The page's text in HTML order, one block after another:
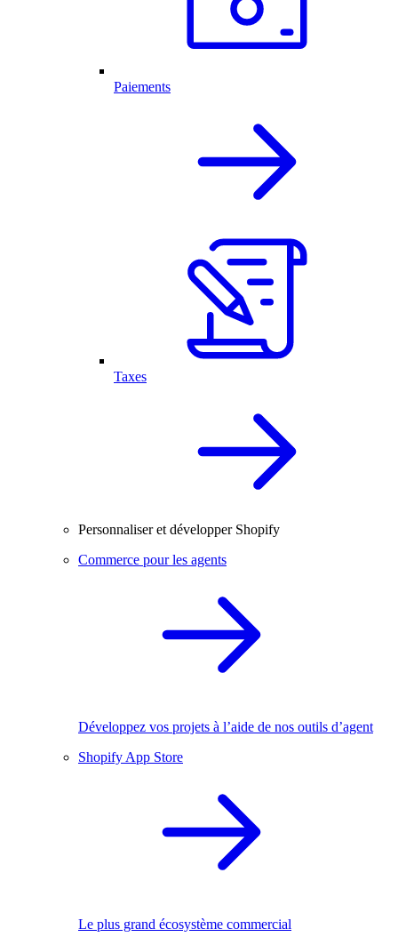
Paiements
Taxes
Personnaliser et développer Shopify
Commerce pour les agents
Développez vos projets à l’aide de nos outils d’agent
Shopify App Store
Le plus grand écosystème commercial